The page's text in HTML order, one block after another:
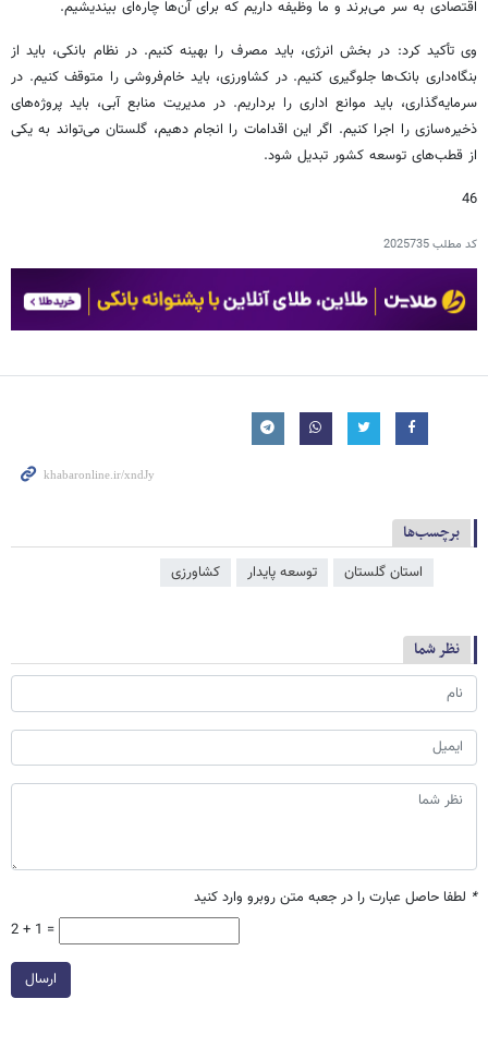
اقتصادی به سر می‌برند و ما وظیفه داریم که برای آن‌ها چاره‌ای بیندیشیم.
وی تأکید کرد: در بخش انرژی، باید مصرف را بهینه کنیم. در نظام بانکی، باید از
بنگاه‌داری بانک‌ها جلوگیری کنیم. در کشاورزی، باید خام‌فروشی را متوقف کنیم. در
سرمایه‌گذاری، باید موانع اداری را برداریم. در مدیریت منابع آبی، باید پروژه‌های
ذخیره‌سازی را اجرا کنیم. اگر این اقدامات را انجام دهیم، گلستان می‌تواند به یکی
از قطب‌های توسعه کشور تبدیل شود.
46
کد مطلب2025735
برچسب‌ها
استان گلستان توسعه پایدار کشاورزی
نظر شما
* لطفا حاصل عبارت را در جعبه متن روبرو وارد کنید
2 + 1 =
ارسال